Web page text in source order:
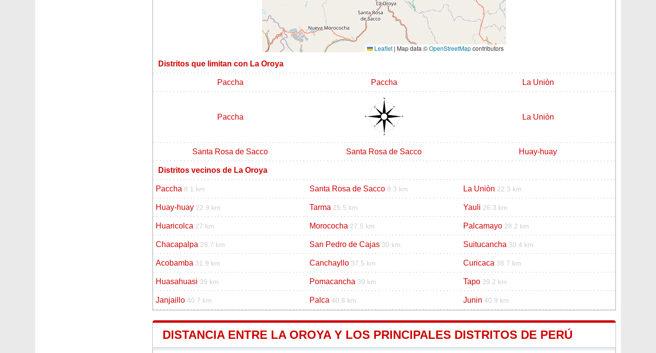
Leaflet | Map data ©OpenStreetMapcontributors
Distritos que limitan con La Oroya
Paccha Paccha La Uniòn
Paccha La Uniòn
Santa Rosa de Sacco Santa Rosa de Sacco Huay-huay
Distritos vecinos de La Oroya
Paccha 8.1 km Santa Rosa de Sacco 8.3 km La Uniòn 22.3 km
Huay-huay 22.9 km Tarma 25.5 km Yauli 26.3 km
Huaricolca 27 km Morococha 27.5 km Palcamayo 28.2 km
Chacapalpa 28.7 km San Pedro de Cajas 30 km Suitucancha 30.4 km
Acobamba 31.9 km Canchayllo 37.5 km Curicaca 38.7 km
Huasahuasi 39 km Pomacancha 39 km Tapo 39.2 km
Janjaillo 40.7 km Palca 40.8 km Junin 40.9 km
DISTANCIA ENTRE LA OROYA Y LOS PRINCIPALES DISTRITOS DE PERÚ